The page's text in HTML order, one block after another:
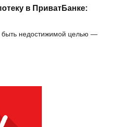
в ПриватБанке:
быть недостижимой целью —